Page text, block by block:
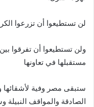
لن تستطيعوا أن تزرعوا
ولن تستطيعوا أن تفرقوا
مستقبلها في تعاونها
ستبقى مصر وفية لأشقائها
الصادقة والمواقف النبيلة